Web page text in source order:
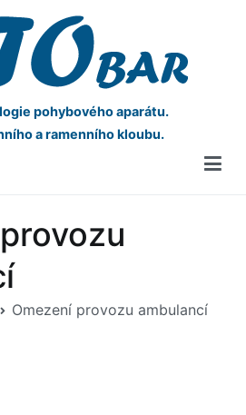
pohybového aparátu.
a ramenního kloubu.
Omezení provozu ambulancí